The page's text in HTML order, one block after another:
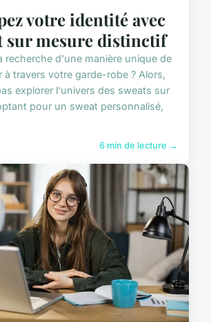
votre identité avec
sur mesure distinctif
recherche d'une manière unique de
à travers votre garde-robe ? Alors,
explorer l'univers des sweats sur
pour un sweat personnalisé,
6 min de lecture →